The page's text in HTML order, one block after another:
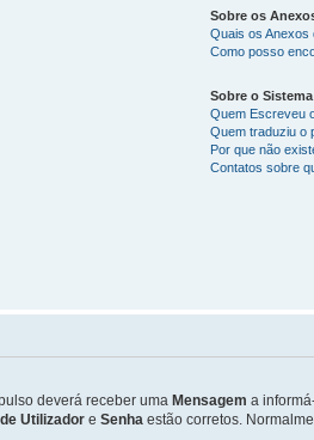
Sobre os
Quais os Anexos
Como posso
Sobre o
Quem Escreveu
Quem traduziu o
Por que não
Contatos sobre
deverá receber uma Mensagem a
Utilizador e Senha estão corretos.